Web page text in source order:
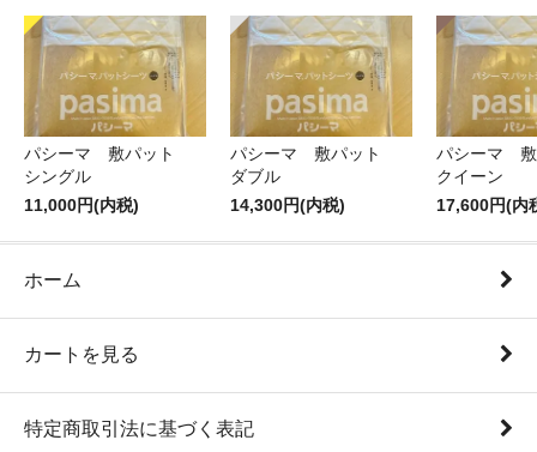
パシーマ 敷パット
シングル
11,000円(内税)
パシーマ 敷パット
ダブル
14,300円(内税)
パシーマ
クイーン
17,600円(内
ホーム
カートを見る
特定商取引法に基づく表記